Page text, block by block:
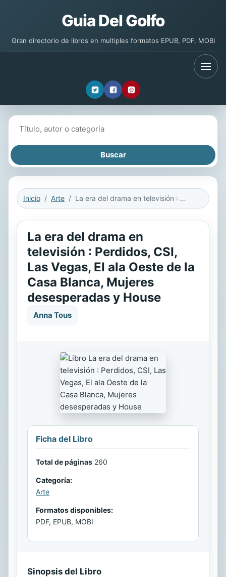
Guia Del Golfo
Gran directorio de libros en multiples formatos EPUB, PDF, MOBI
Inicio Arte La era del drama en televisión : Perdidos, CSI, Las Vegas, El ala Oeste de la Casa Blanca, Mujeres desesperadas y House
La era del drama en
televisión : Perdidos, CSI,
Las Vegas, El ala Oeste de la
Casa Blanca, Mujeres
desesperadas y House
Anna Tous
Ficha del Libro
Total de páginas 260
Categoría:
Arte
Formatos disponibles:
PDF, EPUB, MOBI
Sinopsis del Libro